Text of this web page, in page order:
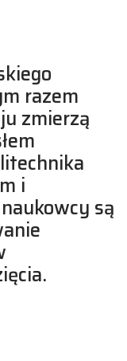
razem
zmierzą
i
są